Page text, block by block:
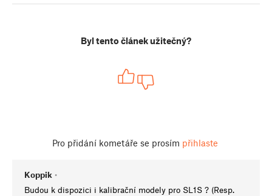
Byl tento článek užitečný?
Pro přidání kometáře se prosím přihlaste
Koppik •
Budou k dispozici i kalibrační modely pro SL1S ? (Resp.